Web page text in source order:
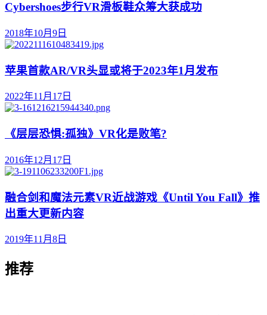
Cybershoes步行VR滑板鞋众筹大获成功
2018年10月9日
苹果首款AR/VR头显或将于2023年1月发布
2022年11月17日
《层层恐惧:孤独》VR化是败笔?
2016年12月17日
融合剑和魔法元素VR近战游戏《Until You Fall》推
出重大更新内容
2019年11月8日
推荐